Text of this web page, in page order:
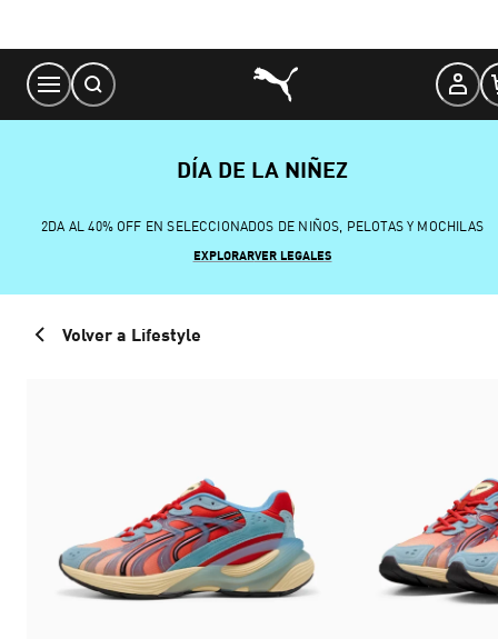
Content
DÍA DE LA NIÑEZ
2DA AL 40% OFF EN SELECCIONADOS DE NIÑOS, PELOTAS Y MOCHILAS
EXPLORARVER LEGALES
Volver a Lifestyle